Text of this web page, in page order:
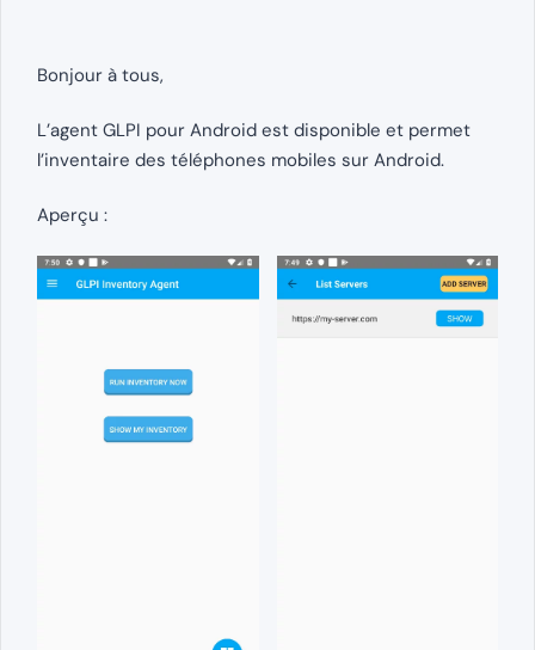
Bonjour à tous,
L’agent GLPI pour Android est disponible et permet
l’inventaire des téléphones mobiles sur Android.
Aperçu :